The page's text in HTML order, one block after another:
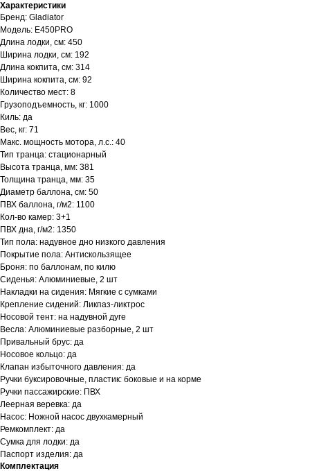
Характеристики
Бренд: Gladiator
Модель: E450PRO
Длина лодки, см: 450
Ширина лодки, см: 192
Длина кокпита, см: 314
Ширина кокпита, см: 92
Количество мест: 8
Грузоподъемность, кг: 1000
Киль: да
Вес, кг: 71
Макс. мощность мотора, л.с.: 40
Тип транца: стационарный
Высота транца, мм: 381
Толщина транца, мм: 35
Диаметр баллона, см: 50
ПВХ баллона, г/м2: 1100
Кол‑во камер: 3+1
ПВХ дна, г/м2: 1350
Тип пола: надувное дно низкого давления
Покрытие пола: Антискользящее
Броня: по баллонам, по килю
Сиденья: Алюминиевые, 2 шт
Накладки на сидения: Мягкие с сумками
Крепление сидений: Ликпаз-ликтрос
Носовой тент: на надувной дуге
Весла: Алюминиевые разборные, 2 шт
Привальный брус: да
Носовое кольцо: да
Клапан избыточного давления: да
Ручки буксировочные, пластик: боковые и на корме
Ручки пассажирские: ПВХ
Леерная веревка: да
Насос: Ножной насос двухкамерный
Ремкомплект: да
Сумка для лодки: да
Паспорт изделия: да
Комплектация